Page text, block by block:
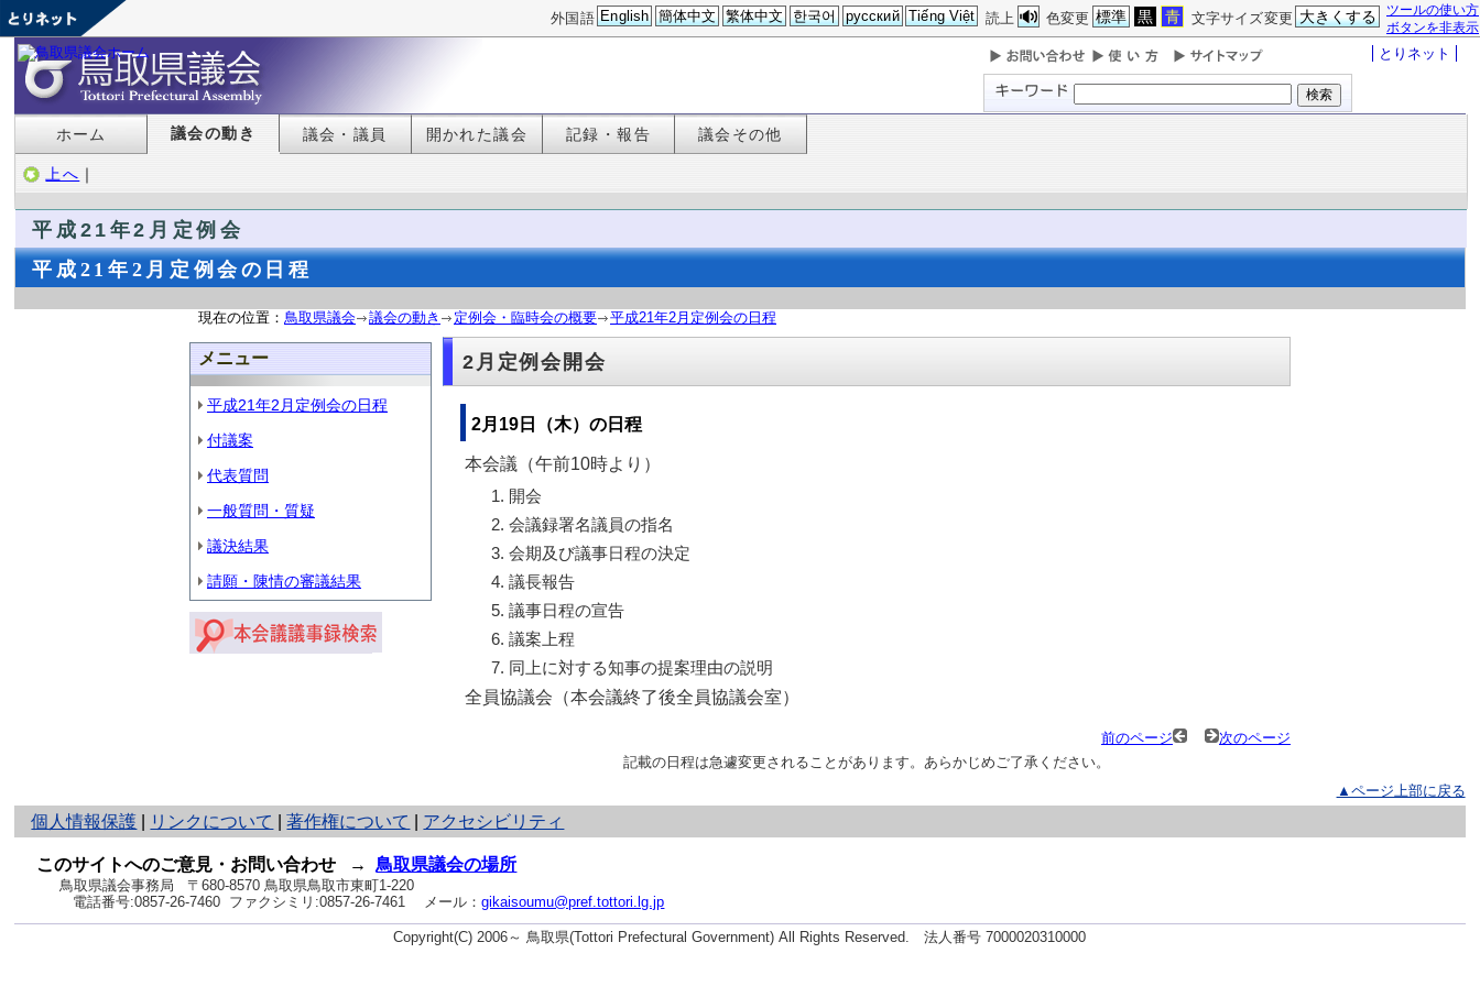
ツールの使い方
ボタンを非表示
文字サイズ変更 大きくする
色変更 標準 黒 青
読上
外国語 English 簡体中文 繁体中文 한국어 русский Tiếng Việt
とりネット
ホーム 議会の動き 議会・議員 開かれた議会 記録・報告 議会その他
上へ ｜
平成21年2月定例会
平成21年2月定例会の日程
現在の位置： 鳥取県議会 議会の動き 定例会・臨時会の概要 平成21年2月定例会の日程
メニュー
平成21年2月定例会の日程
付議案
代表質問
一般質問・質疑
議決結果
請願・陳情の審議結果
2月定例会開会
2月19日（木）の日程
本会議（午前10時より）
開会
会議録署名議員の指名
会期及び議事日程の決定
議長報告
議事日程の宣告
議案上程
同上に対する知事の提案理由の説明
全員協議会（本会議終了後全員協議会室）
前のページ
次のページ
記載の日程は急遽変更されることがあります。あらかじめご了承ください。
▲ページ上部に戻る
個人情報保護
と
り
ネ
ッ
ト
へ
リンクについて |著作権について アクセシビリティ
このサイトへのご意見・お問い合わせ →鳥取県議会の場所
鳥取県議会事務局
〒680-8570 鳥取県鳥取市東町1-220
電話番号:0857-26-7460 ファクシミリ:0857-26-7461 メール：gikaisoumu@pref.tottori.lg.jp
Copyright(C) 2006～ 鳥取県(Tottori Prefectural Government) All Rights Reserved. 法人番号 7000020310000